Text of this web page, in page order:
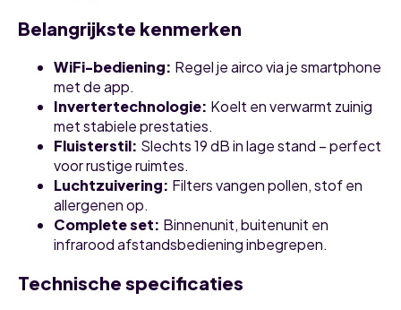
Belangrijkste kenmerken
WiFi-bediening: Regel je airco via je smartphone
met de app.
Invertertechnologie: Koelt en verwarmt zuinig
met stabiele prestaties.
Fluisterstil: Slechts 19 dB in lage stand – perfect
voor rustige ruimtes.
Luchtzuivering: Filters vangen pollen, stof en
allergenen op.
Complete set: Binnenunit, buitenunit en
infrarood afstandsbediening inbegrepen.
Technische specificaties